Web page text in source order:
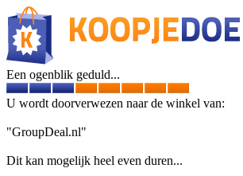
Een ogenblik geduld...
U wordt doorverwezen naar de winkel van:
"GroupDeal.nl"
Dit kan mogelijk heel even duren...